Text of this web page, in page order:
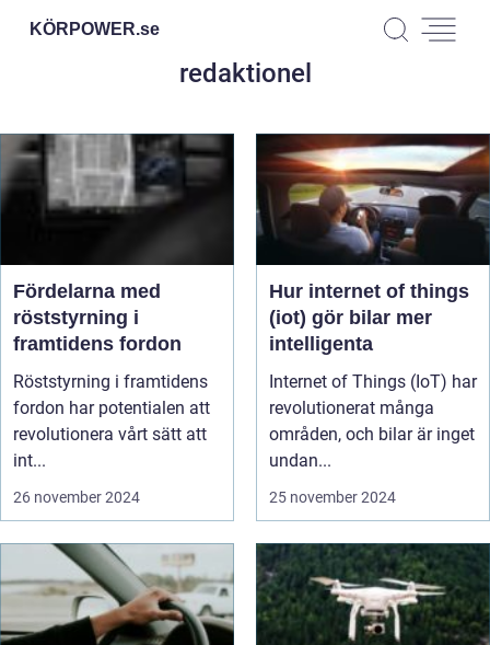
KÖRPOWER.se
redaktionel
Fördelarna med
röststyrning i
framtidens fordon
Röststyrning i framtidens
fordon har potentialen att
revolutionera vårt sätt att
int...
26 november 2024
Hur internet of things
(iot) gör bilar mer
intelligenta
Internet of Things (IoT) har
revolutionerat många
områden, och bilar är inget
undan...
25 november 2024